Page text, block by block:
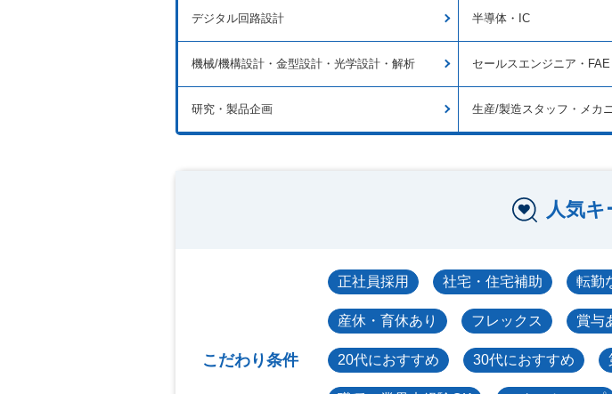
デジタル回路設計 半導体・IC
機械/機構設計・金型設計・光学設計・解析 セールスエンジニア・FAE
研究・製品企画 生産/製造スタッフ・メカ
人気
こだわり条件
正社員採用 社宅・住宅補助 転勤
産休・育休あり フレックス 賞与
20代におすすめ 30代におすすめ